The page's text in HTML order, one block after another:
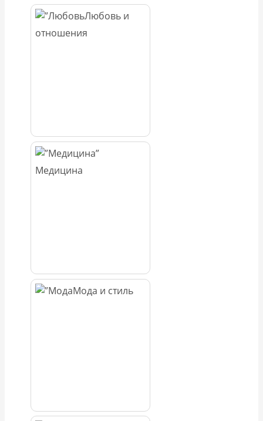
Любовь и
отношения
Медицина
Мода и стиль